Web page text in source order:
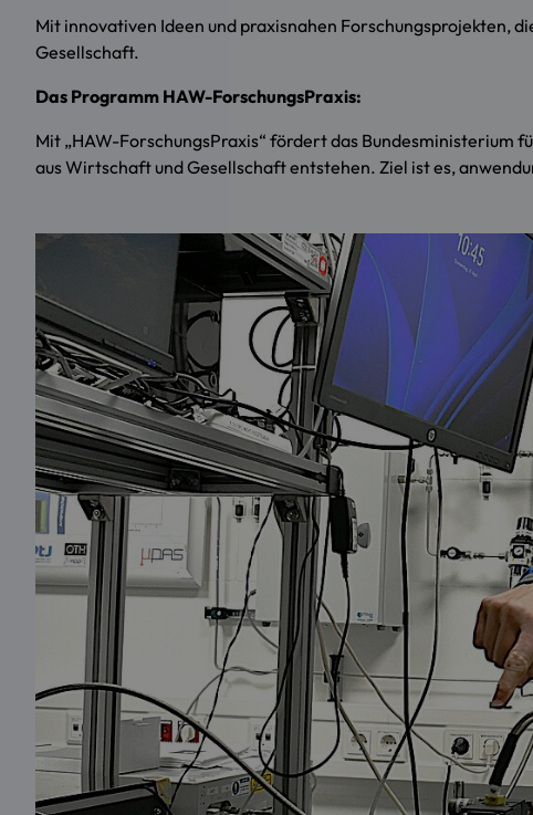
Mit innovativen Ideen und praxisnahen Forschungsprojekten,
Gesellschaft.
Das Programm HAW-ForschungsPraxis:
Mit „HAW-ForschungsPraxis“ fördert das
aus Wirtschaft und Gesellschaft entstehen. Ziel ist es,